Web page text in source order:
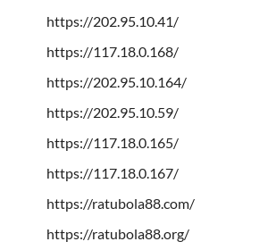
https://202.95.10.41/
https://117.18.0.168/
https://202.95.10.164/
https://202.95.10.59/
https://117.18.0.165/
https://117.18.0.167/
https://ratubola88.com/
https://ratubola88.org/